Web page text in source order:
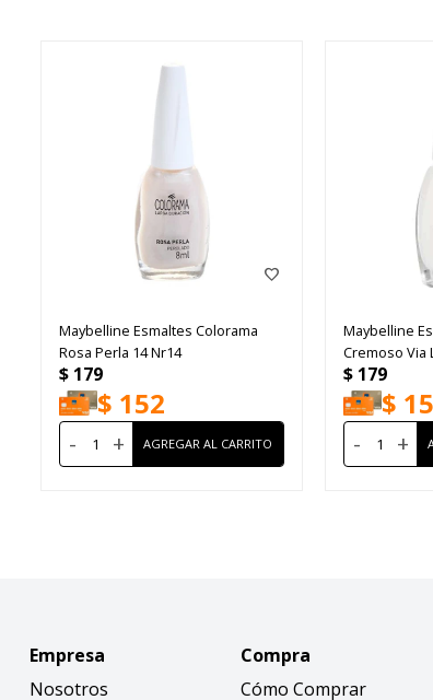
Maybelline Esmaltes Colorama
Rosa Perla 14 Nr14
$ 179
$ 152
- +
Maybelline
Cremoso Via
$ 179
$
- +
Empresa
Nosotros
Compra
Cómo Comprar